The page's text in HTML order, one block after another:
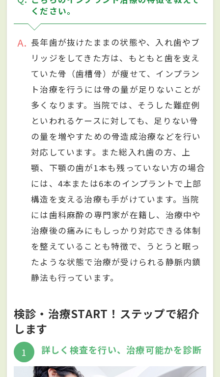
ください。
A
長年歯が抜けたままの状態や、入れ歯やブ
リッジをしてきた方は、もともと歯を支え
ていた骨（歯槽骨）が痩せて、インプラン
ト治療を行うには骨の量が足りないことが
多くなります。当院では、そうした難症例
といわれるケースに対しても、足りない骨
の量を増やすための骨造成治療などを行い
対応しています。また総入れ歯の方、上
顎、下顎の歯が1本も残っていない方の場合
には、4本または6本のインプラントで上部
構造を支える治療も手がけています。当院
には歯科麻酔の専門家が在籍し、治療中や
治療後の痛みにもしっかり対応できる体制
を整えていることも特徴で、うとうと眠っ
たような状態で治療が受けられる静脈内鎮
静法も行っています。
検診・治療START！ステップで紹介
します
1 詳しく検査を行い、治療可能かを診断